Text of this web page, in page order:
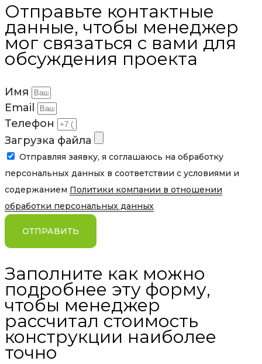
Отправьте контактные
данные, чтобы менеджер
мог связаться с вами для
обсуждения проекта
Имя
Email
Телефон
Загрузка файла
Отправляя заявку, я соглашаюсь на обработку
персональных данных в соответствии с условиями и
содержанием Политики компании в отношении
обработки персональных данных
ОТПРАВИТЬ
Заполните как можно
подробнее эту форму,
чтобы менеджер
рассчитал стоимость
конструкции наиболее
точно